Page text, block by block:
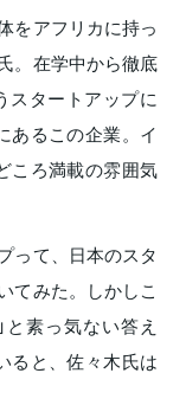
をアフリカに持っ
。在学中から徹底
スタートアップに
あるこの企業。イ
ころ満載の雰囲気
って、日本のスタ
てみた。しかしこ
と素っ気ない答え
ると、佐々木氏は